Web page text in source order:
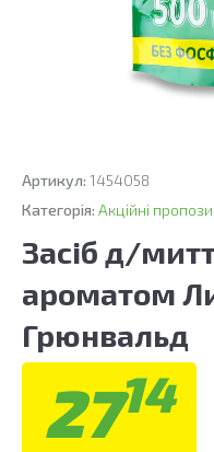
Артикул: 1454058
Категорія: Акційні
Засіб д/
ароматом
Грюнвальд
2714